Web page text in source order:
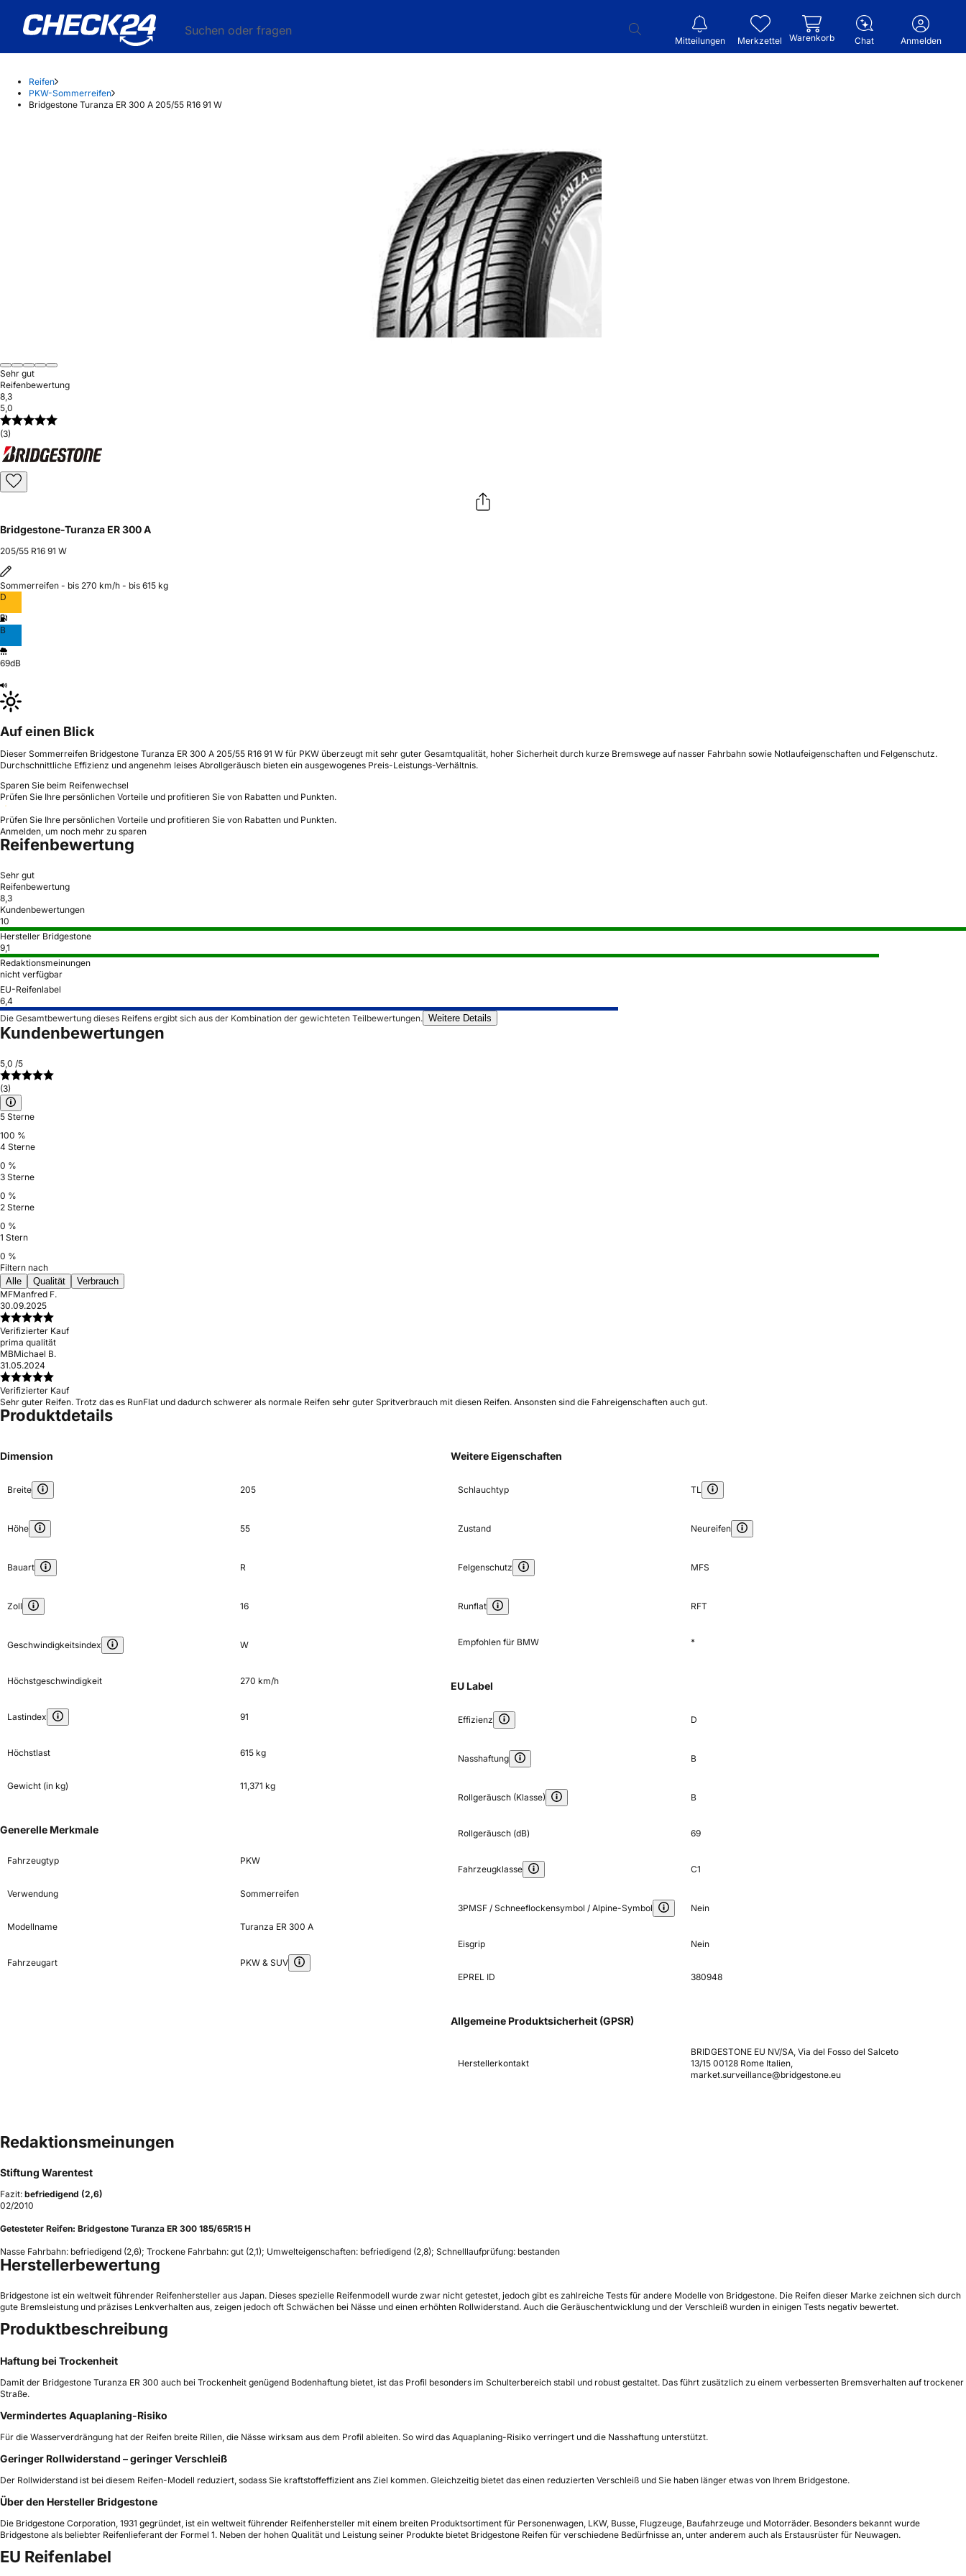
Suchen oder fragen
Mitteilungen Merkzettel Warenkorb Chat Anmelden
Reifen
PKW-Sommerreifen
Bridgestone Turanza ER 300 A 205/55 R16 91 W
Sehr gut
Reifenbewertung
8,3
5,0
(3)
Bridgestone-Turanza ER 300 A
205/55 R16 91 W
Sommerreifen - bis 270 km/h - bis 615 kg
D
B
69dB
Auf einen Blick
Dieser Sommerreifen Bridgestone Turanza ER 300 A 205/55 R16 91 W für PKW überzeugt mit sehr guter Gesamtqualität, hoher Sicherheit durch kurze Bremswege auf nasser Fahrbahn sowie Notlaufeigenschaften und Felgenschutz.
Durchschnittliche Effizienz und angenehm leises Abrollgeräusch bieten ein ausgewogenes Preis-Leistungs-Verhältnis.
Sparen Sie beim Reifenwechsel
Prüfen Sie Ihre persönlichen Vorteile und profitieren Sie von Rabatten und Punkten.
Prüfen Sie Ihre persönlichen Vorteile und profitieren Sie von Rabatten und Punkten.
Anmelden, um noch mehr zu sparen
Reifenbewertung
Sehr gut
Reifenbewertung
8,3
Kundenbewertungen
10
Hersteller Bridgestone
9,1
Redaktionsmeinungen
nicht verfügbar
EU-Reifenlabel
6,4
Die Gesamtbewertung dieses Reifens ergibt sich aus der Kombination der gewichteten Teilbewertungen. Weitere Details
Kundenbewertungen
5,0 /5
(3)
5 Sterne
100 %
4 Sterne
0 %
3 Sterne
0 %
2 Sterne
0 %
1 Stern
0 %
Filtern nach
Alle
Qualität
Verbrauch
MFManfred F.
30.09.2025
Verifizierter Kauf
prima qualität
MBMichael B.
31.05.2024
Verifizierter Kauf
Sehr guter Reifen. Trotz das es RunFlat und dadurch schwerer als normale Reifen sehr guter Spritverbrauch mit diesen Reifen. Ansonsten sind die Fahreigenschaften auch gut.
Produktdetails
Dimension
Breite 205
Höhe 55
Bauart R
Zoll 16
Geschwindigkeitsindex W
Höchstgeschwindigkeit 270 km/h
Lastindex 91
Höchstlast 615 kg
Gewicht (in kg) 11,371 kg
Generelle Merkmale
Fahrzeugtyp PKW
Verwendung Sommerreifen
Modellname Turanza ER 300 A
Fahrzeugart PKW & SUV
Weitere Eigenschaften
Schlauchtyp TL
Zustand Neureifen
Felgenschutz MFS
Runflat RFT
Empfohlen für BMW *
EU Label
Effizienz D
Nasshaftung B
Rollgeräusch (Klasse) B
Rollgeräusch (dB) 69
Fahrzeugklasse C1
3PMSF / Schneeflockensymbol / Alpine-Symbol Nein
Eisgrip Nein
EPREL ID 380948
Allgemeine Produktsicherheit (GPSR)
Herstellerkontakt
BRIDGESTONE EU NV/SA, Via del Fosso del Salceto
13/15 00128 Rome Italien,
market.surveillance@bridgestone.eu
Redaktionsmeinungen
Stiftung Warentest
Fazit: befriedigend (2,6)
02/2010
Getesteter Reifen: Bridgestone Turanza ER 300 185/65R15 H
Nasse Fahrbahn: befriedigend (2,6); Trockene Fahrbahn: gut (2,1); Umwelteigenschaften: befriedigend (2,8); Schnelllaufprüfung: bestanden
Herstellerbewertung
Bridgestone ist ein weltweit führender Reifenhersteller aus Japan. Dieses spezielle Reifenmodell wurde zwar nicht getestet, jedoch gibt es zahlreiche Tests für andere Modelle von Bridgestone. Die Reifen dieser Marke zeichnen sich durch
gute Bremsleistung und präzises Lenkverhalten aus, zeigen jedoch oft Schwächen bei Nässe und einen erhöhten Rollwiderstand. Auch die Geräuschentwicklung und der Verschleiß wurden in einigen Tests negativ bewertet.
Produktbeschreibung
Haftung bei Trockenheit
Damit der Bridgestone Turanza ER 300 auch bei Trockenheit genügend Bodenhaftung bietet, ist das Profil besonders im Schulterbereich stabil und robust gestaltet. Das führt zusätzlich zu einem verbesserten Bremsverhalten auf trockener
Straße.
Vermindertes Aquaplaning-Risiko
Für die Wasserverdrängung hat der Reifen breite Rillen, die Nässe wirksam aus dem Profil ableiten. So wird das Aquaplaning-Risiko verringert und die Nasshaftung unterstützt.
Geringer Rollwiderstand – geringer Verschleiß
Der Rollwiderstand ist bei diesem Reifen-Modell reduziert, sodass Sie kraftstoffeffizient ans Ziel kommen. Gleichzeitig bietet das einen reduzierten Verschleiß und Sie haben länger etwas von Ihrem Bridgestone.
Über den Hersteller Bridgestone
Die Bridgestone Corporation, 1931 gegründet, ist ein weltweit führender Reifenhersteller mit einem breiten Produktsortiment für Personenwagen, LKW, Busse, Flugzeuge, Baufahrzeuge und Motorräder. Besonders bekannt wurde
Bridgestone als beliebter Reifenlieferant der Formel 1. Neben der hohen Qualität und Leistung seiner Produkte bietet Bridgestone Reifen für verschiedene Bedürfnisse an, unter anderem auch als Erstausrüster für Neuwagen.
EU Reifenlabel